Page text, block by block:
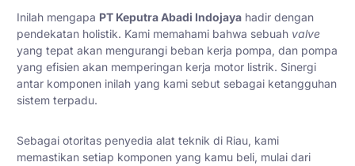
Inilah mengapa PT Keputra Abadi Indojaya hadir dengan
pendekatan holistik. Kami memahami bahwa sebuah valve
yang tepat akan mengurangi beban kerja pompa, dan pompa
yang efisien akan memperingan kerja motor listrik. Sinergi
antar komponen inilah yang kami sebut sebagai ketangguhan
sistem terpadu.
Sebagai otoritas penyedia alat teknik di Riau, kami
memastikan setiap komponen yang kamu beli, mulai dari